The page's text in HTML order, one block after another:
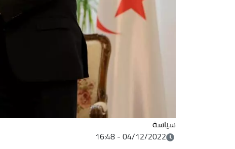
سياسة
04/12/2022 - 16:48